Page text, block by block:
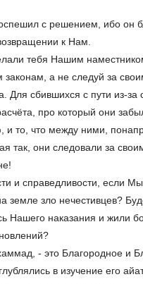
с решением, ибо он
к Нам.
тебя Нашим
а не следуй за
Для сбившихся с пути из-за
про который они
то, что между ними,
так, они следовали за
и справедливости, если
земле зло нечестивцев?
Нашего наказания и жили
- это Благородное и
в изучение его